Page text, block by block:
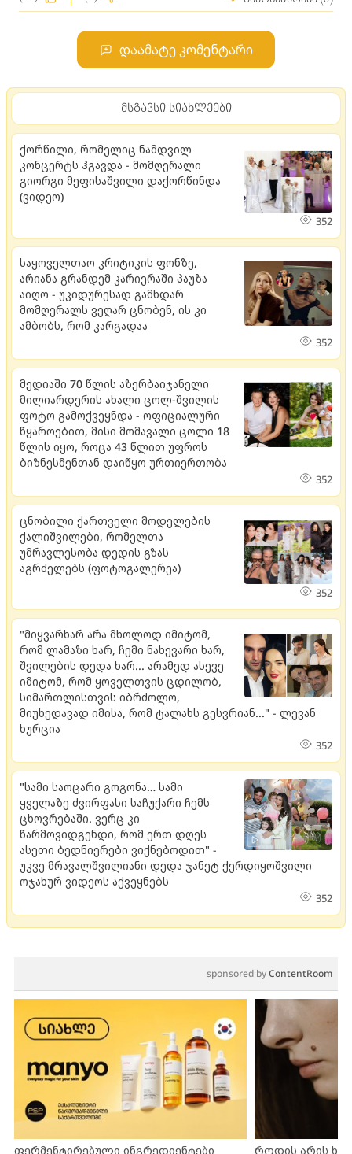
დაამატე კომენტარი
მსგავსი სიახლეები
ქორწილი, რომელიც ნამდვილ
კონცერტს ჰგავდა - მომღერალი
გიორგი მეფისაშვილი დაქორწინდა
(ვიდეო)
352
საყოველთაო კრიტიკის ფონზე,
არიანა გრანდემ კარიერაში პაუზა
აიღო - უკიდურესად გამხდარ
მომღერალს ვეღარ ცნობენ, ის კი
ამბობს, რომ კარგადაა
352
მედიაში 70 წლის აზერბაიჯანელი
მილიარდერის ახალი ცოლ-შვილის
ფოტო გამოქვეყნდა - ოფიციალური
წყაროებით, მისი მომავალი ცოლი 18
წლის იყო, როცა 43 წლით უფროს
ბიზნესმენთან დაიწყო ურთიერთობა
352
ცნობილი ქართველი მოდელების
ქალიშვილები, რომელთა
უმრავლესობა დედის გზას
აგრძელებს (ფოტოგალერეა)
352
"მიყვარხარ არა მხოლოდ იმიტომ,
რომ ლამაზი ხარ, ჩემი ნახევარი ხარ,
შვილების დედა ხარ... არამედ ასევე
იმიტომ, რომ ყოველთვის ცდილობ,
სიმართლისთვის იბრძოლო,
მიუხედავად იმისა, რომ ტალახს გესვრიან..." - ლევან
ხურცია
352
"სამი საოცარი გოგონა… სამი
ყველაზე ძვირფასი საჩუქარი ჩემს
ცხოვრებაში. ვერც კი
წარმოვიდგენდი, რომ ერთ დღეს
ასეთი ბედნიერები ვიქნებოდით" -
უკვე მრავალშვილიანი დედა ჯანეტ ქერდიყოშვილი
ოჯახურ ვიდეოს აქვეყნებს
352
sponsored byContentRoom
ფერმენტირებული ინგრედიენტები როდის არის